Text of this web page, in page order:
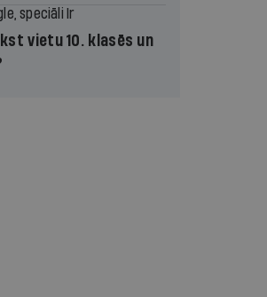
speciāli Ir
vietu 10. klasēs un